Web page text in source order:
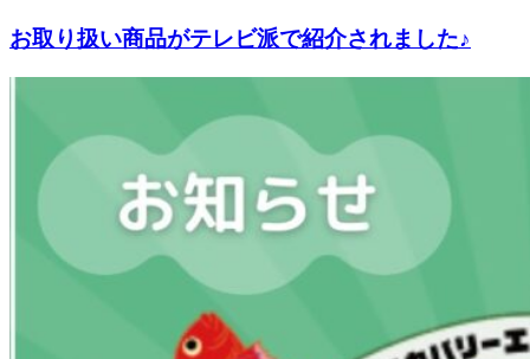
お取り扱い商品がテレビ派で紹介されました♪